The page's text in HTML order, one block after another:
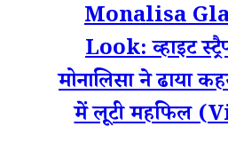
Monalisa
Look: व्हाइट
मोनालिसा ने ढाया
में लूटी महफिल